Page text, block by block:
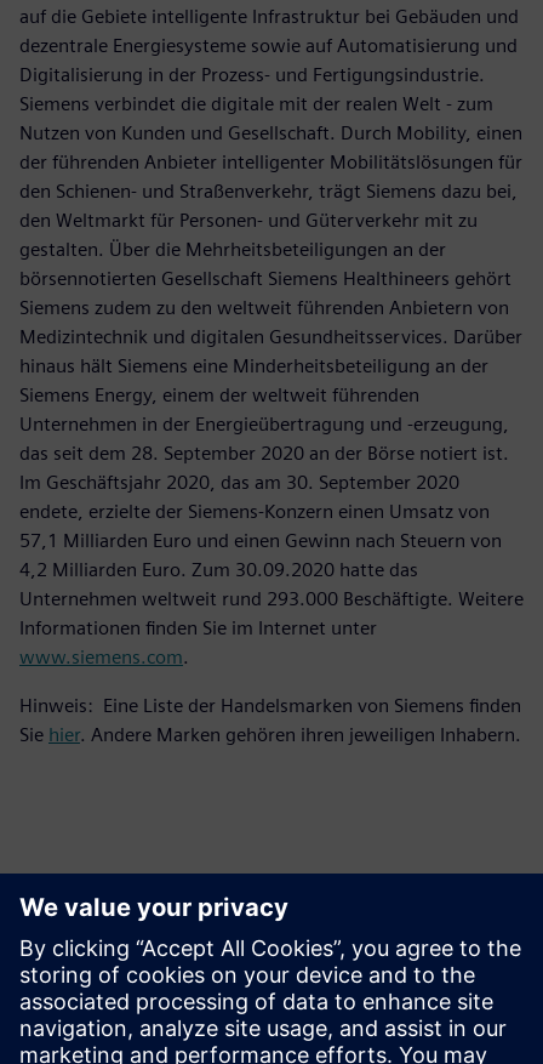
auf die Gebiete intelligente Infrastruktur bei Gebäuden und
dezentrale Energiesysteme sowie auf Automatisierung und
Digitalisierung in der Prozess- und Fertigungsindustrie.
Siemens verbindet die digitale mit der realen Welt - zum
Nutzen von Kunden und Gesellschaft. Durch Mobility, einen
der führenden Anbieter intelligenter Mobilitätslösungen für
den Schienen- und Straßenverkehr, trägt Siemens dazu bei,
den Weltmarkt für Personen- und Güterverkehr mit zu
gestalten. Über die Mehrheitsbeteiligungen an der
börsennotierten Gesellschaft Siemens Healthineers gehört
Siemens zudem zu den weltweit führenden Anbietern von
Medizintechnik und digitalen Gesundheitsservices. Darüber
hinaus hält Siemens eine Minderheitsbeteiligung an der
Siemens Energy, einem der weltweit führenden
Unternehmen in der Energieübertragung und -erzeugung,
das seit dem 28. September 2020 an der Börse notiert ist.
Im Geschäftsjahr 2020, das am 30. September 2020
endete, erzielte der Siemens-Konzern einen Umsatz von
57,1 Milliarden Euro und einen Gewinn nach Steuern von
4,2 Milliarden Euro. Zum 30.09.2020 hatte das
Unternehmen weltweit rund 293.000 Beschäftigte. Weitere
Informationen finden Sie im Internet unter
www.siemens.com.
Hinweis: Eine Liste der Handelsmarken von Siemens finden
Sie hier. Andere Marken gehören ihren jeweiligen Inhabern.
Ansprechpartner für die Presse
Siemens Digital Industries Software PR Team
E-Mail: press.software.sisw@siemens.com